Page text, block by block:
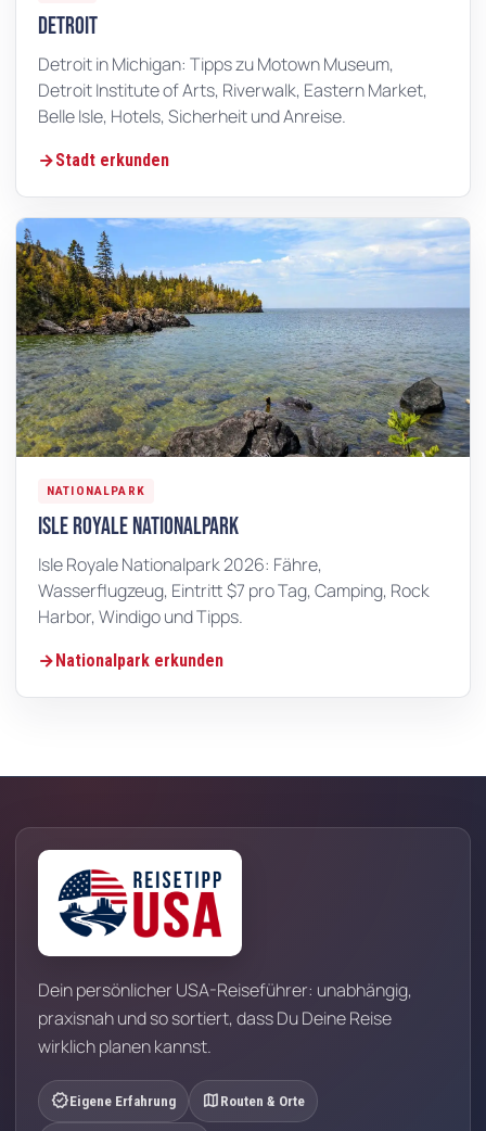
Detroit
Detroit in Michigan: Tipps zu Motown Museum,
Detroit Institute of Arts, Riverwalk, Eastern Market,
Belle Isle, Hotels, Sicherheit und Anreise.
Stadt erkunden
NATIONALPARK
Isle Royale Nationalpark
Isle Royale Nationalpark 2026: Fähre,
Wasserflugzeug, Eintritt $7 pro Tag, Camping, Rock
Harbor, Windigo und Tipps.
Nationalpark erkunden
Dein persönlicher USA-Reiseführer: unabhängig,
praxisnah und so sortiert, dass Du Deine Reise
wirklich planen kannst.
verifiedEigene Erfahrung map Routen & Orte